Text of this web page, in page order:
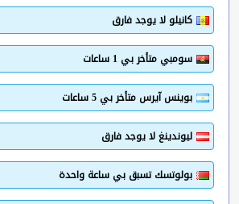
كانيلو لا يوجد فارق
سومبي متأخر بي 1 ساعات
بوينس آيرس متأخر بي 5 ساعات
ليوندينغ لا يوجد فارق
بولوتسك تسبق بي ساعة واحدة